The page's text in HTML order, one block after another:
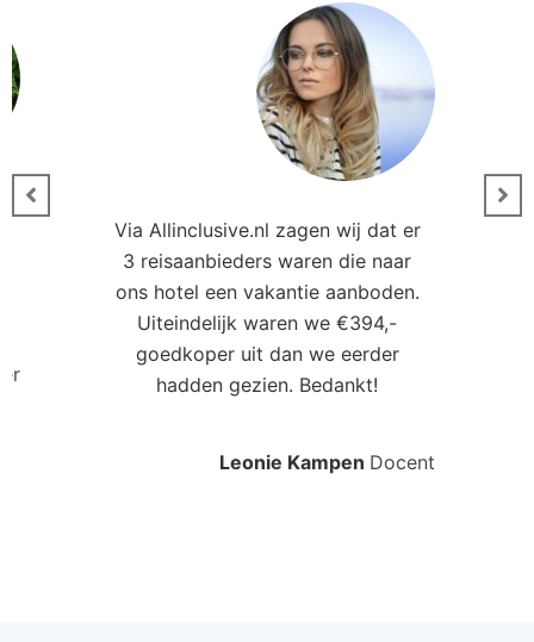
Via Allinclusive.nl zagen wij dat er
3 reisaanbieders waren die naar
ons hotel een vakantie aanboden.
Uiteindelijk waren we €394,-
goedkoper uit dan we eerder
hadden gezien. Bedankt!
Leonie Kampen Docent